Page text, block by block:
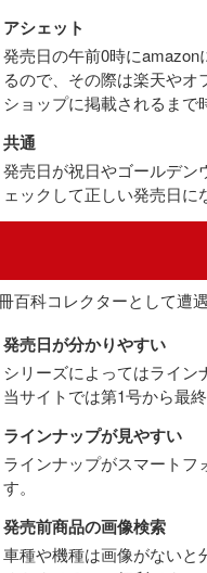
アシェット
発売日の午前0時に
るので、その際は楽天や
ショップに掲載されるまで
共通
発売日が祝日やゴールデン
ェックして正しい発売日に
百科コレクターとして遭
発売日が分かりやすい
シリーズによってはライン
当サイトでは第1号から最
ラインナップが見やすい
ラインナップがスマートフ
す。
発売前商品の画像検索
車種や機種は画像がないと